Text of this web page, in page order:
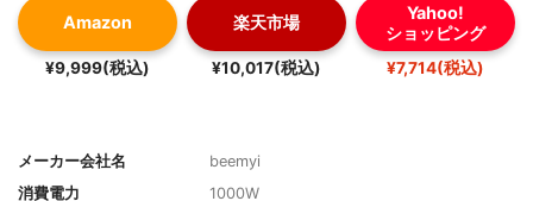
Amazon
¥9,999(税込)
楽天市場
¥10,017(税込)
Yahoo!
ショッピング
¥7,714(税込)
メーカー会社名
beemyi
消費電力
1000W